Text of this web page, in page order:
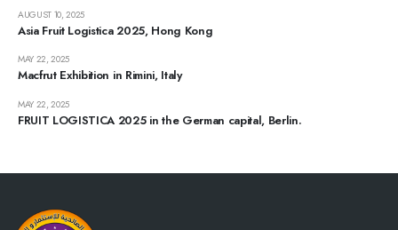
Asia Fruit Logistica 2025, Hong Kong
AUGUST 10, 2025
Macfrut Exhibition in Rimini, Italy
MAY 22, 2025
FRUIT LOGISTICA 2025 in the German capital, Berlin.
MAY 22, 2025